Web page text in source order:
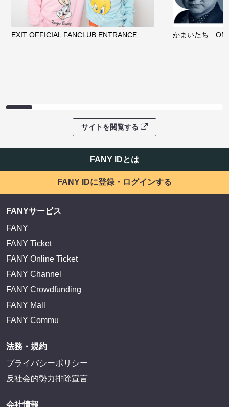
EXIT OFFICIAL FANCLUB ENTRANCE かまいたち
サイトを閲覧する
FANY IDとは
FANY IDに登録・ログインする
FANYサービス
FANY
FANY Ticket
FANY Online Ticket
FANY Channel
FANY Crowdfunding
FANY Mall
FANY Commu
法務・規約
プライバシーポリシー
反社会的勢力排除宣言
会社情報